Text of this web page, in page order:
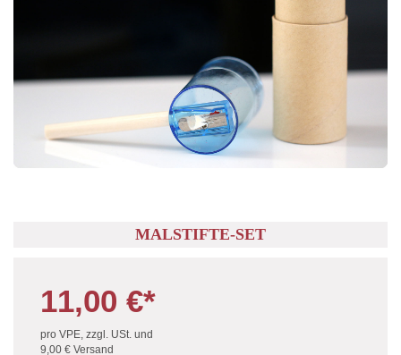
MALSTIFTE-SET
11,00 €*
pro VPE, zzgl. USt. und
9,00 € Versand